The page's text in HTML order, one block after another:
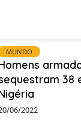
MUNDO
38
06/2022